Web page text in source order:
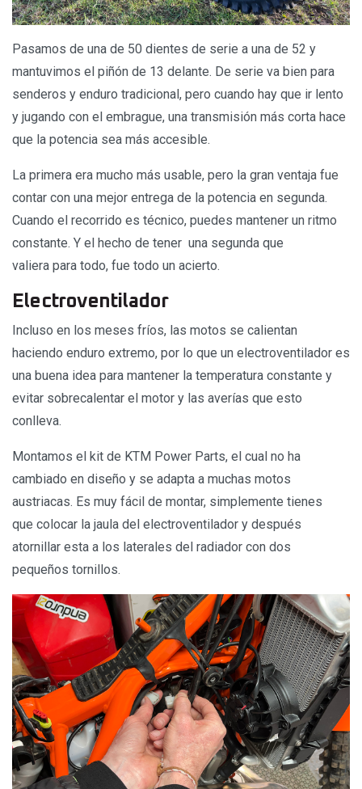
Pasamos de una de 50 dientes de serie a una de 52 y
mantuvimos el piñón de 13 delante. De serie va bien para
senderos y enduro tradicional, pero cuando hay que ir lento
y jugando con el embrague, una transmisión más corta hace
que la potencia sea más accesible.
La primera era mucho más usable, pero la gran ventaja fue
contar con una mejor entrega de la potencia en segunda.
Cuando el recorrido es técnico, puedes mantener un ritmo
constante. Y el hecho de tener una segunda que
valiera para todo, fue todo un acierto.
Electroventilador
Incluso en los meses fríos, las motos se calientan
haciendo enduro extremo, por lo que un electroventilador es
una buena idea para mantener la temperatura constante y
evitar sobrecalentar el motor y las averías que esto
conlleva.
Montamos el kit de KTM Power Parts, el cual no ha
cambiado en diseño y se adapta a muchas motos
austriacas. Es muy fácil de montar, simplemente tienes
que colocar la jaula del electroventilador y después
atornillar esta a los laterales del radiador con dos
pequeños tornillos.